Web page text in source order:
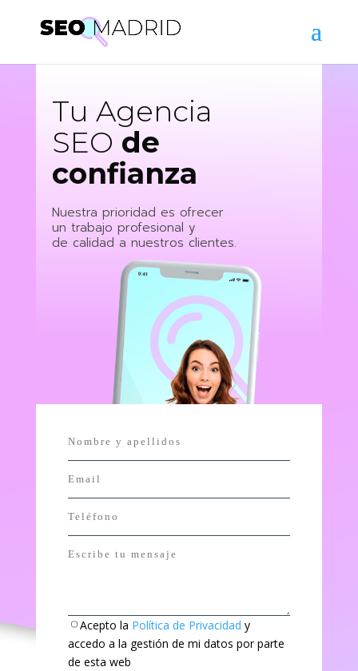
Tu Agencia
SEO de
confianza
Nuestra prioridad es ofrecer
un trabajo profesional y
de calidad a nuestros clientes.
Acepto la Política de Privacidady
accedo a la gestión de mi datos por parte
de esta web